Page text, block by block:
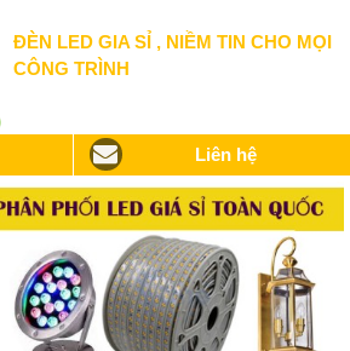
ĐÈN LED GIA SỈ , NIỀM TIN CHO MỌI
CÔNG TRÌNH
Liên hệ